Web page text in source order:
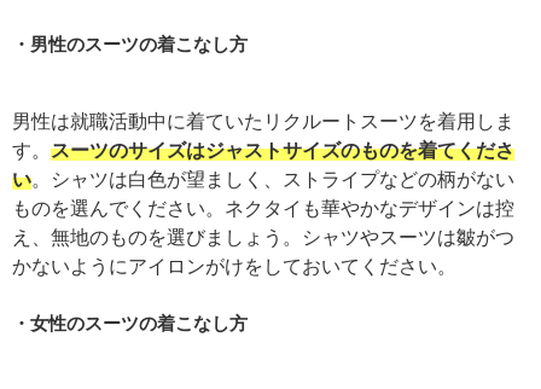
男性のスーツの着こなし方
男性は就職活動中に着ていたリクルートスーツを着用しま
す。 スーツのサイズはジャストサイズのものを着てくださ
い。シャツは白色が望ましく、ストライプなどの柄がない
ものを選んでください。ネクタイも華やかなデザインは控
え、無地のものを選びましょう。シャツやスーツは皺がつ
かないようにアイロンがけをしておいてください。
女性のスーツの着こなし方